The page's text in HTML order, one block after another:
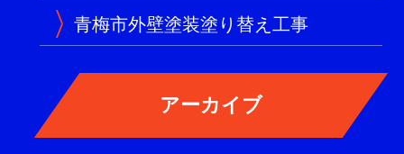
青梅市外壁塗装塗り替え工事